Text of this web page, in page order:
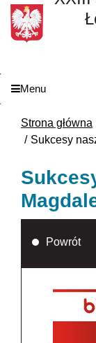
Menu
Strona główna
Sukcesy
Powrót